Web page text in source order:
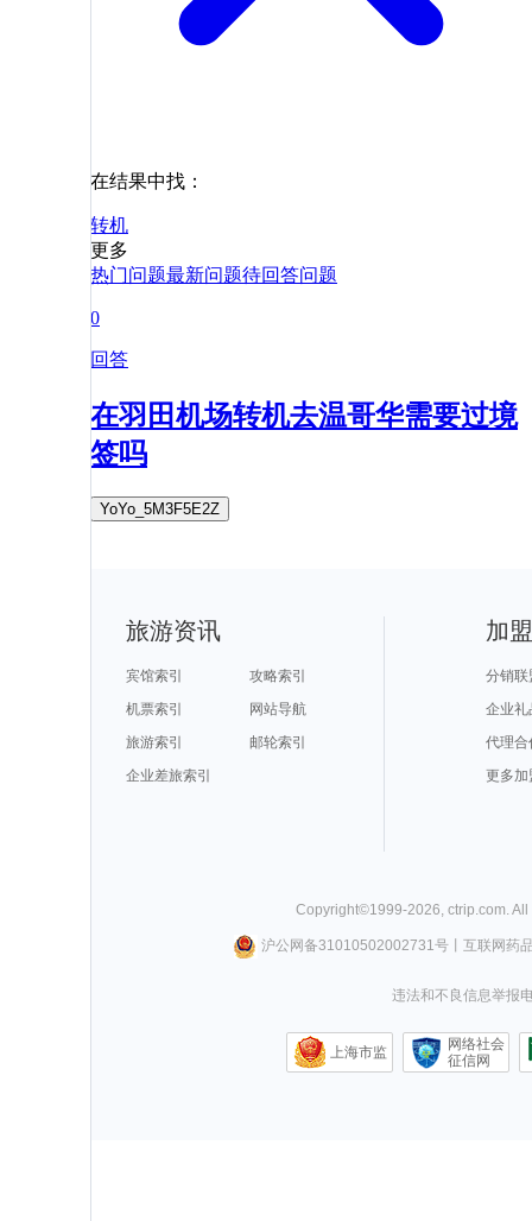
在结果中找：
转机
更多
热门问题最新问题待回答问题
0
回答
在羽田机场转机去温哥华需要过境
签吗
YoYo_5M3F5E2Z
旅游资讯
宾馆索引
攻略索引
机票索引
网站导航
旅游索引
邮轮索引
企业差旅索引
加
分销联
企业礼
代理合
更多加
Copyright©1999-2026 ctrip.com .
沪公网备31010502002731号丨 互联网药
违法和不良信息举报
上海市监
网络社会
征信网